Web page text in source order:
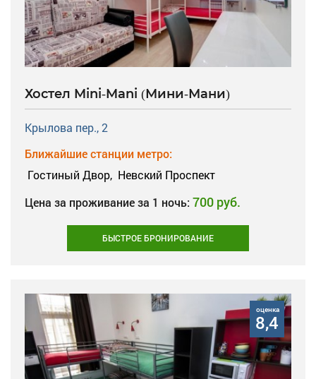
Хостел Mini-Mani (Мини-Мани)
Крылова пер., 2
Ближайшие станции метро:
Гостиный Двор, Невский Проспект
Цена за проживание за 1 ночь: 700 руб.
БЫСТРОЕ БРОНИРОВАНИЕ
оценка
8,4